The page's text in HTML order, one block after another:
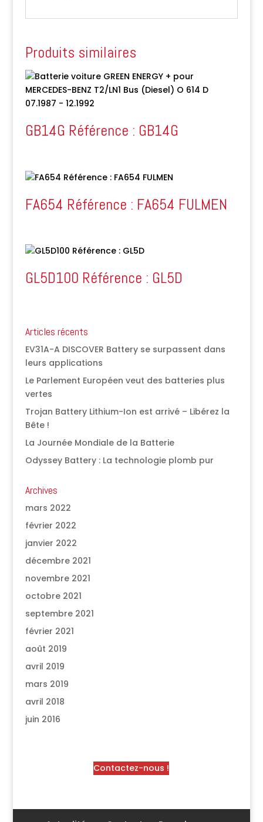
Produits similaires
GB14G Référence : GB14G
FA654 Référence : FA654 FULMEN
GL5D100 Référence : GL5D
Articles récents
EV31A-A DISCOVER Battery se surpassent dans
leurs applications
Le Parlement Européen veut des batteries plus
vertes
Trojan Battery Lithium-Ion est arrivé – Libérez la
Bête !
La Journée Mondiale de la Batterie
Odyssey Battery : La technologie plomb pur
Archives
mars 2022
février 2022
janvier 2022
décembre 2021
novembre 2021
octobre 2021
septembre 2021
février 2021
août 2019
avril 2019
mars 2019
avril 2018
juin 2016
Contactez-nous !